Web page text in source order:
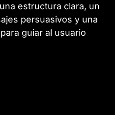
estructura clara, un
persuasivos y una
guiar al usuario